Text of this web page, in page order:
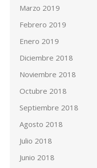
Marzo 2019
Febrero 2019
Enero 2019
Diciembre 2018
Noviembre 2018
Octubre 2018
Septiembre 2018
Agosto 2018
Julio 2018
Junio 2018